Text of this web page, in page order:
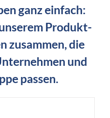
ganz einfach:
Produkt-
zusammen, die
und
passen.